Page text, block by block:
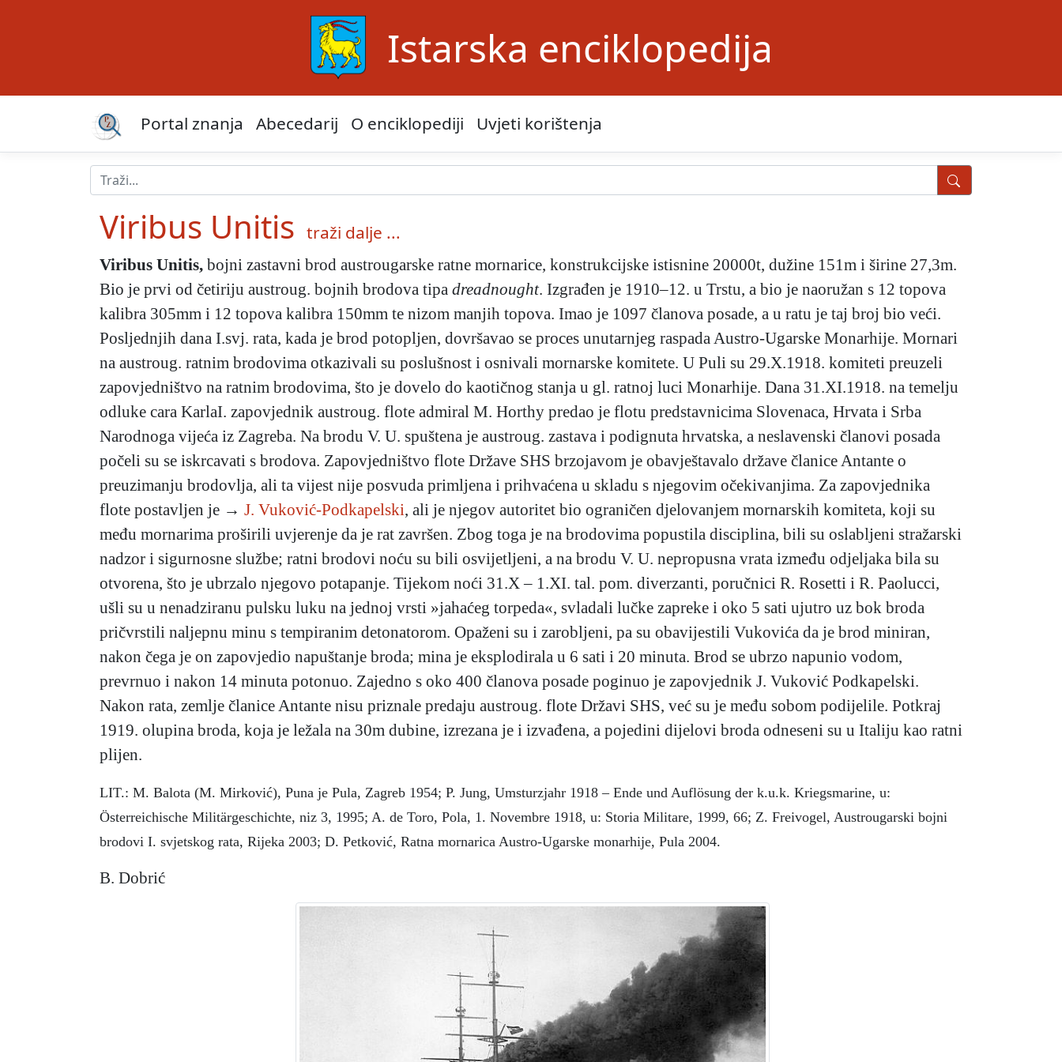
Istarska enciklopedija
Portal znanja Abecedarij O enciklopediji Uvjeti korištenja
Viribus Unitis traži dalje ...
Viribus Unitis, bojni zastavni brod austrougarske ratne mornarice, konstrukcijske istisnine 20000t, dužine 151m i širine 27,3m.
Bio je prvi od četiriju austroug. bojnih brodova tipa dreadnought. Izgrađen je 1910–12. u Trstu, a bio je naoružan s 12 topova
kalibra 305mm i 12 topova kalibra 150mm te nizom manjih topova. Imao je 1097 članova posade, a u ratu je taj broj bio veći.
Posljednjih dana I.svj. rata, kada je brod potopljen, dovršavao se proces unutarnjeg raspada Austro-Ugarske Monarhije. Mornari
na austroug. ratnim brodovima otkazivali su poslušnost i osnivali mornarske komitete. U Puli su 29.X.1918. komiteti preuzeli
zapovjedništvo na ratnim brodovima, što je dovelo do kaotičnog stanja u gl. ratnoj luci Monarhije. Dana 31.XI.1918. na temelju
odluke cara KarlaI. zapovjednik austroug. flote admiral M. Horthy predao je flotu predstavnicima Slovenaca, Hrvata i Srba
Narodnoga vijeća iz Zagreba. Na brodu V. U. spuštena je austroug. zastava i podignuta hrvatska, a neslavenski članovi posada
počeli su se iskrcavati s brodova. Zapovjedništvo flote Države SHS brzojavom je obavještavalo države članice Antante o
preuzimanju brodovlja, ali ta vijest nije posvuda primljena i prihvaćena u skladu s njegovim očekivanjima. Za zapovjednika
flote postavljen je → J. Vuković-Podkapelski, ali je njegov autoritet bio ograničen djelovanjem mornarskih komiteta, koji su
među mornarima proširili uvjerenje da je rat završen. Zbog toga je na brodovima popustila disciplina, bili su oslabljeni stražarski
nadzor i sigurnosne službe; ratni brodovi noću su bili osvijetljeni, a na brodu V. U. nepropusna vrata između odjeljaka bila su
otvorena, što je ubrzalo njegovo potapanje. Tijekom noći 31.X – 1.XI. tal. pom. diverzanti, poručnici R. Rosetti i R. Paolucci,
ušli su u nenadziranu pulsku luku na jednoj vrsti »jahaćeg torpeda«, svladali lučke zapreke i oko 5 sati ujutro uz bok broda
pričvrstili naljepnu minu s tempiranim detonatorom. Opaženi su i zarobljeni, pa su obavijestili Vukovića da je brod miniran,
nakon čega je on zapovjedio napuštanje broda; mina je eksplodirala u 6 sati i 20 minuta. Brod se ubrzo napunio vodom,
prevrnuo i nakon 14 minuta potonuo. Zajedno s oko 400 članova posade poginuo je zapovjednik J. Vuković Podkapelski.
Nakon rata, zemlje članice Antante nisu priznale predaju austroug. flote Državi SHS, već su je među sobom podijelile. Potkraj
1919. olupina broda, koja je ležala na 30m dubine, izrezana je i izvađena, a pojedini dijelovi broda odneseni su u Italiju kao ratni
plijen.
LIT.: M. Balota (M. Mirković), Puna je Pula, Zagreb 1954; P. Jung, Umsturzjahr 1918 – Ende und Auflösung der k.u.k. Kriegsmarine, u:
Österreichische Militärgeschichte, niz 3, 1995; A. de Toro, Pola, 1. Novembre 1918, u: Storia Militare, 1999, 66; Z. Freivogel, Austrougarski bojni
brodovi I. svjetskog rata, Rijeka 2003; D. Petković, Ratna mornarica Austro-Ugarske monarhije, Pula 2004.
B. Dobrić